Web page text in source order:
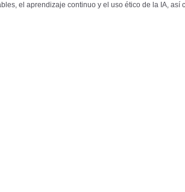
el aprendizaje continuo y el uso ético de la IA, así